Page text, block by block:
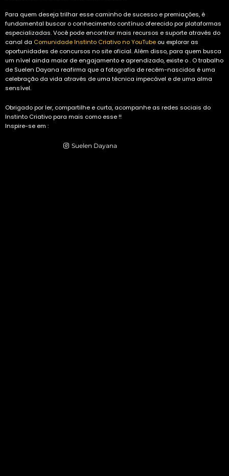
Para quem deseja trilhar esse caminho de sucesso e premiações, é
fundamental buscar o conhecimento contínuo oferecido por plataformas
especializadas. Você pode encontrar mais recursos e suporte através do
canal da Comunidade Instinto Criativo no YouTube ou explorar as
oportunidades de concursos nosite oficial. Além disso, para quem busca
um nível ainda maior de engajamento e aprendizado, existe o . O trabalho
de Suelen Dayana reafirma que a fotografia de recém-nascidos é uma
celebração da vida através de uma técnica impecável e de uma alma
sensível.
Obrigado por ler, compartilhe e curta, acompanhe as redes sociais do
Instinto Criativo para mais como esse !!
Inspire-se em :
Suelen Dayana